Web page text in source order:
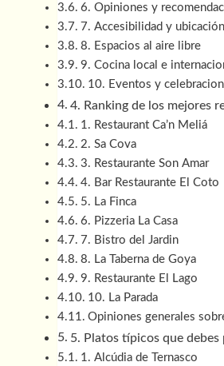
6. Opiniones y
7. Accesibilidad y ubicación
8. Espacios al aire libre
9. Cocina local e
10. Eventos y
4. Ranking de los mejores
1. Restaurant Ca’n Meliá
2. Sa Cova
3. Restaurante Son Amar
4. Bar Restaurante El Coto
5. La Finca
6. Pizzeria La Casa
7. Bistro del Jardin
8. La Taberna de Goya
9. Restaurante El Lago
10. La Parada
Opiniones generales
5. Platos típicos que
1. Alcúdia de Ternasco